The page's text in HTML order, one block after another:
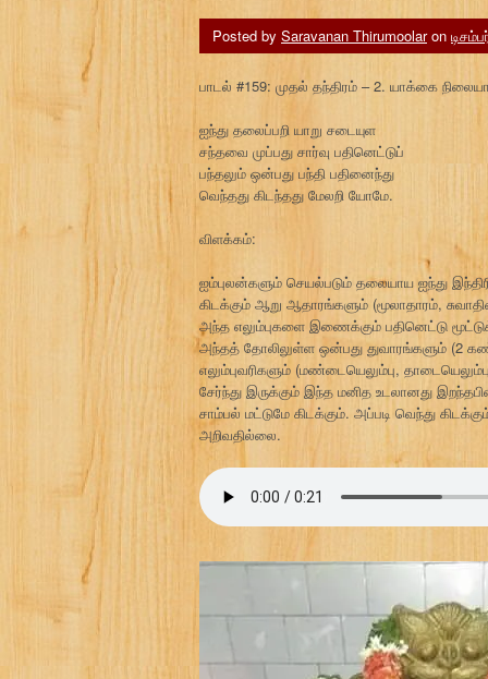
Posted by Saravanan Thirumoolaron
பாடல் #159: முதல் தந்திரம் – 2. யாக்கை
ஐந்து தலைப்பறி யாறு சடையுள
சந்தவை முப்பது சார்வு பதினெட்டுப்
பந்தலும் ஒன்பது பந்தி பதினைந்து
வெந்தது கிடந்தது மேலறி யோமே.
விளக்கம்:
ஐம்புலன்களும் செயல்படும் தலையாய ஐந்து
கிடக்கும் ஆறு ஆதாரங்களும் (மூலாதாரம்,
அந்த எலும்புகளை இணைக்கும் பதினெட்டு
அந்தத் தோலிலுள்ள ஒன்பது துவாரங்களும் (2
எலும்புவரிகளும் (மண்டையெலும்பு,
சேர்ந்து இருக்கும் இந்த மனித உடலானது
சாம்பல் மட்டுமே கிடக்கும். அப்படி வெந்து
அறிவதில்லை.